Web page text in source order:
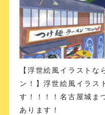
【浮世絵風イラストな
ン！】浮世絵風イラス
す！！！！名古屋城ま
あります！